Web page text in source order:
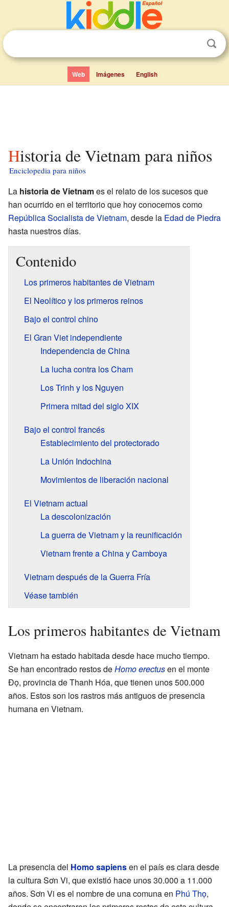
Web Imágenes English
Historia de Vietnam para niños
Enciclopedia para niños
La historia de Vietnames el relato de los sucesos que
han ocurrido en el territorio que hoy conocemos como
República Socialista de Vietnam, desde la Edad de Piedra
hasta nuestros días.
Contenido
Los primeros habitantes de Vietnam
El Neolítico y los primeros reinos
Bajo el control chino
El Gran Viet independiente
Independencia de China
La lucha contra los Cham
Los Trinh y los Nguyen
Primera mitad del siglo XIX
Bajo el control francés
Establecimiento del protectorado
La Unión Indochina
Movimientos de liberación nacional
El Vietnam actual
La descolonización
La guerra de Vietnam y la reunificación
Vietnam frente a China y Camboya
Vietnam después de la Guerra Fría
Véase también
Los primeros habitantes de Vietnam
Vietnam ha estado habitada desde hace mucho tiempo.
Se han encontrado restos deHomo erectusen el monte
Đọ, provincia de Thanh Hóa, que tienen unos 500.000
años. Estos son los rastros más antiguos de presencia
humana en Vietnam.
La presencia del Homo sapiensen el país es clara desde
la cultura Sơn Vi, que existió hace unos 30.000 a 11.000
años. Sơn Vi es el nombre de una comuna en Phú Thọ,